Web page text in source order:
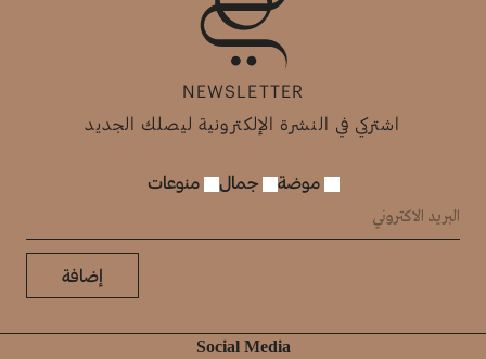
NEWSLETTER
اشتركي في النشرة الإلكترونية ليصلك الجديد
موضة جمال منوعات
إضافة
Social Media